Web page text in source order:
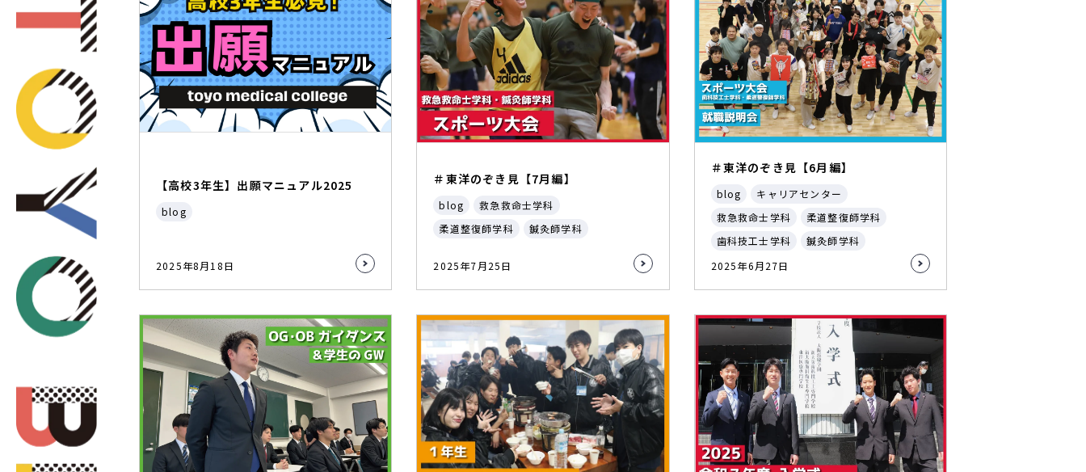
【高校3年生】出願マニュアル2025
blog
2025年8月18日
＃東洋のぞき見【7月編】
blog
救急救命士学科
柔道整復師学科
鍼灸師学科
2025年7月25日
＃東洋のぞき見【6月編】
blog
キャリアセンター
救急救命士学科
柔道整復師学科
歯科技工士学科
鍼灸師学科
2025年6月27日